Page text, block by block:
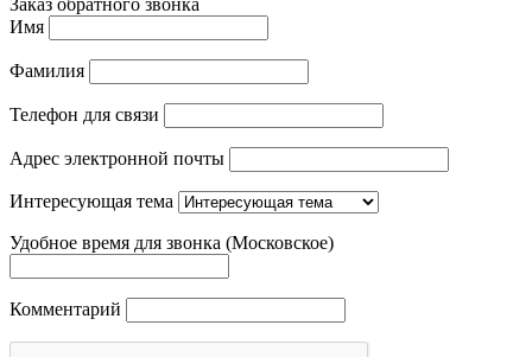
Имя
Фамилия
Телефон для связи
Адрес электронной почты
Интересующая тема
Удобное время для звонка (Московское)
Комментарий